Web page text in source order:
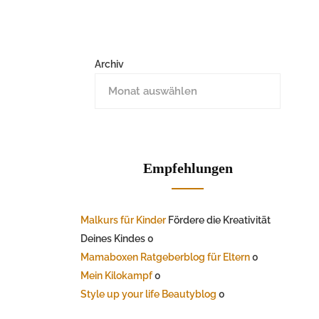
Archiv
Empfehlungen
Malkurs für Kinder Fördere die Kreativität
Deines Kindes 0
Mamaboxen Ratgeberblog für Eltern0
Mein Kilokampf0
Style up your life Beautyblog 0